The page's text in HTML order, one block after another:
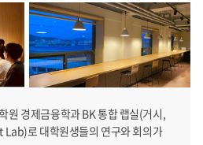
원 경제금융학과 BK 통합 랩실(거시,
로 대학원생들의 연구와 회의가